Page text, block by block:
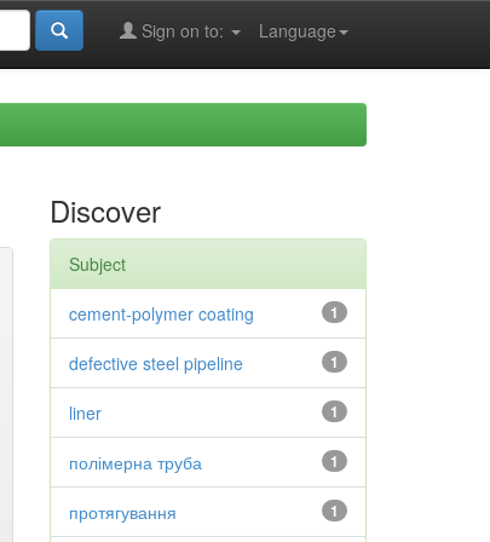
Language
Sign on to:
Discover
Subject
1
cement-polymer coating
1
defective steel pipeline
1
liner
1
полімерна труба
1
протягування